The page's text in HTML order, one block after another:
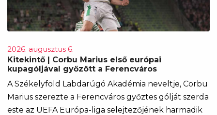
2026. augusztus 6.
Kitekintő | Corbu Marius első európai
kupagóljával győzött a Ferencváros
A Székelyföld Labdarúgó Akadémia neveltje, Corbu
Marius szerezte a Ferencváros győztes gólját szerda
este az UEFA Európa-liga selejtezőjének harmadik